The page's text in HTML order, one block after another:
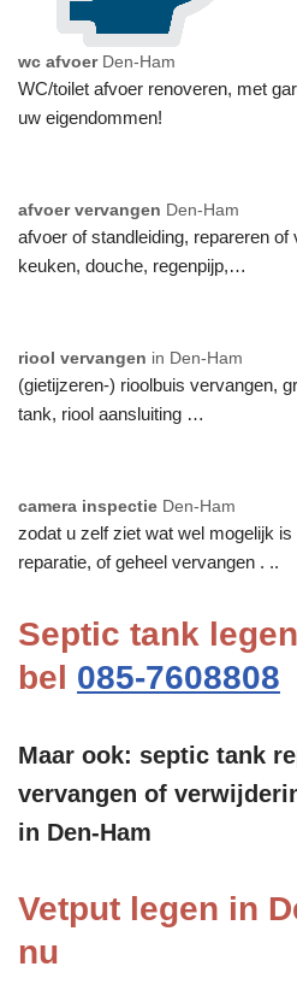
wc afvoer Den-Ham
WC/toilet afvoer renoveren, met
uw eigendommen!
afvoer vervangen Den-Ham
afvoer of standleiding, repareren
keuken, douche, regenpijp,…
riool vervangen in Den-Ham
(gietijzeren-) rioolbuis vervangen,
tank, riool aansluiting …
camera inspectie Den-Ham
zodat u zelf ziet wat wel mogelijk is
reparatie, of geheel vervangen . ..
Septic tank
bel 085-7608808
Maar ook: septic tank
vervangen of
in Den-Ham
Vetput legen in
nu